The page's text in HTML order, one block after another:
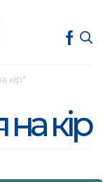
кір"
кір